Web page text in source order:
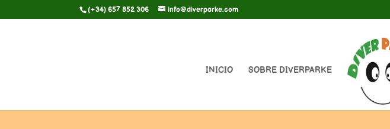
(+34) 657 852 306 info@diverparke.com
INICIO SOBRE DIVERPARKE